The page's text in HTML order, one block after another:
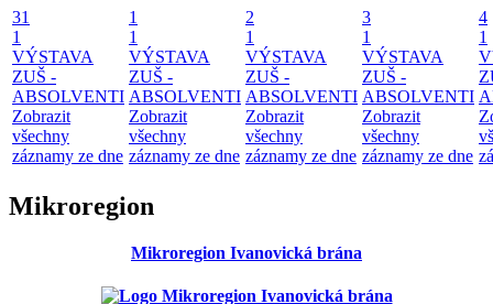
31
1
VÝSTAVA
ZUŠ -
ABSOLVENTI
Zobrazit
všechny
záznamy ze dne
1
1
VÝSTAVA
ZUŠ -
ABSOLVENTI
Zobrazit
všechny
záznamy ze dne
2
1
VÝSTAVA
ZUŠ -
ABSOLVENTI
Zobrazit
všechny
záznamy ze dne
3
1
VÝSTAVA
ZUŠ -
ABSOLVENTI
Zobrazit
všechny
záznamy ze dne
4
1
Mikroregion
Mikroregion Ivanovická brána